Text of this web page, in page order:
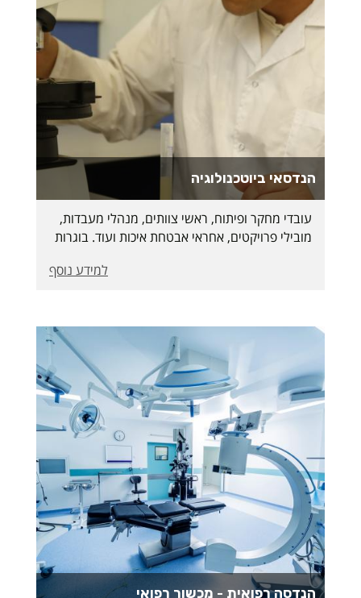
הנדסאי ביוטכנולוגיה
עובדי מחקר ופיתוח, ראשי צוותים, מנהלי מעבדות,
מובילי פרויקטים, אחראי אבטחת איכות ועוד. בוגרות
בענף התעסוקה, ויהיו בעלי יכולת וכלים ליישוםלמידע נוסף
הנדסה רפואית - מכשור רפואי